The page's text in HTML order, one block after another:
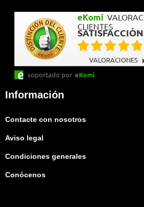
eKomi
CLIENTES
VALORACIONES
soportado por eKomi
Información
Contacte con nosotros
Aviso legal
Condiciones generales
Conócenos